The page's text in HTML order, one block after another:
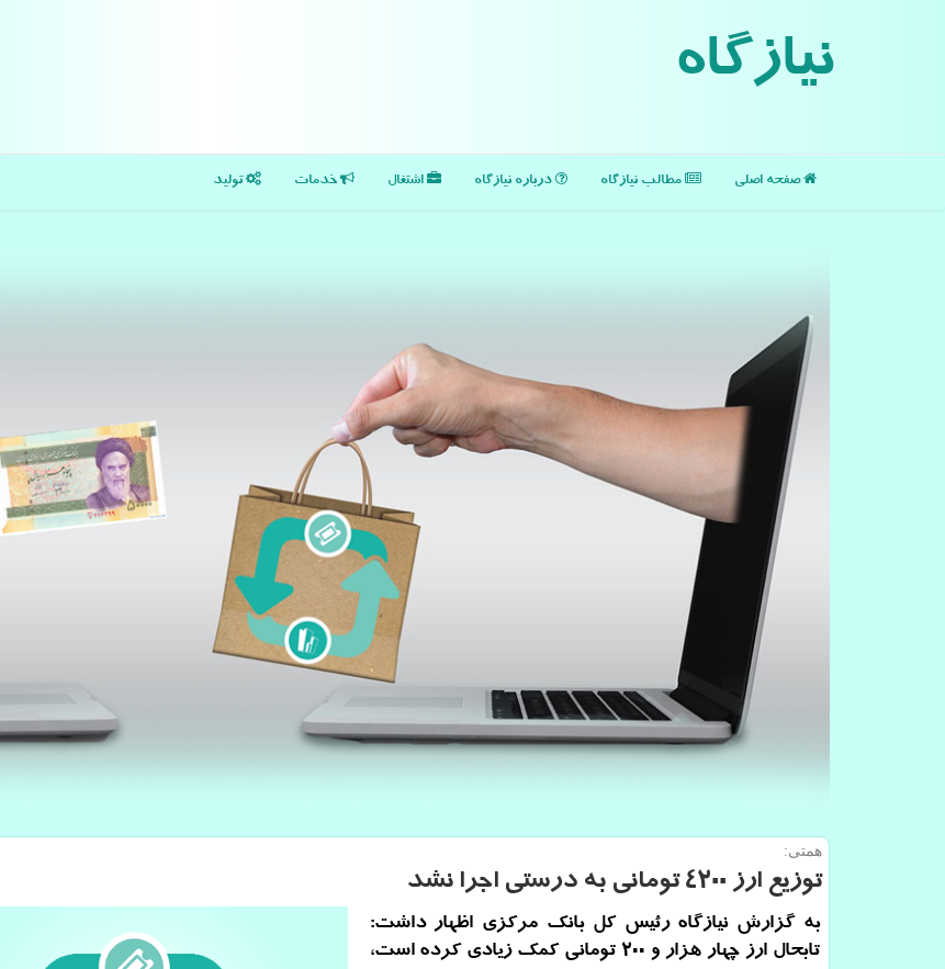
نیازگاه
صفحه اصلی مطالب نیازگاه درباره نیازگاه اشتغال خدمات تولید
همتی:
توزیع ارز ۴۲۰۰ تومانی به درستی اجرا نشد
به گزارش نیازگاه رئیس کل بانک مرکزی اظهار داشت:
تابحال ارز چهار هزار و ۲۰۰ تومانی کمک زیادی کرده است،